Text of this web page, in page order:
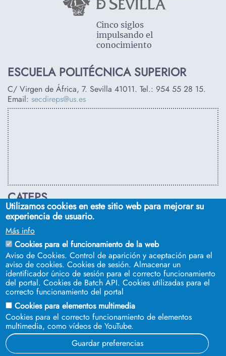
Cinco siglos
impulsando el
conocimiento
ESCUELA POLITÉCNICA SUPERIOR
C/ Virgen de África, 7. Sevilla 41011. Tel.: 954 55 28 15.
Email: secdireps@us.es
CATEPS
C/ Euclides, s/n. Sevilla 41092. Tel.: 955 42 03 53
secdireps@us.es
SÍGUENOS EN
Utilizamos cookies en este sitio web para mejorar su
experiencia de usuario.
Más info
Cookies para el funcionamiento de la web
Aviso de Cookies. Control de aparición y aceptación para el
aviso de cookies. Cookies de sesión. Almacenar un
identificador único de sesión para el correcto funcionamiento
del portal. Cookies de Batch API. Cookies utilizadas para el
correcto funcionamiento del portal
Cookies para elementos multimedia
Cookies para el correcto funcionamiento de elementos
multimedia, como vídeos de YouTube.
Guardar preferencias